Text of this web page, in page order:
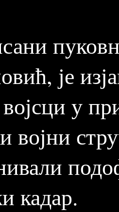
је
војсци у
војни
кадар.